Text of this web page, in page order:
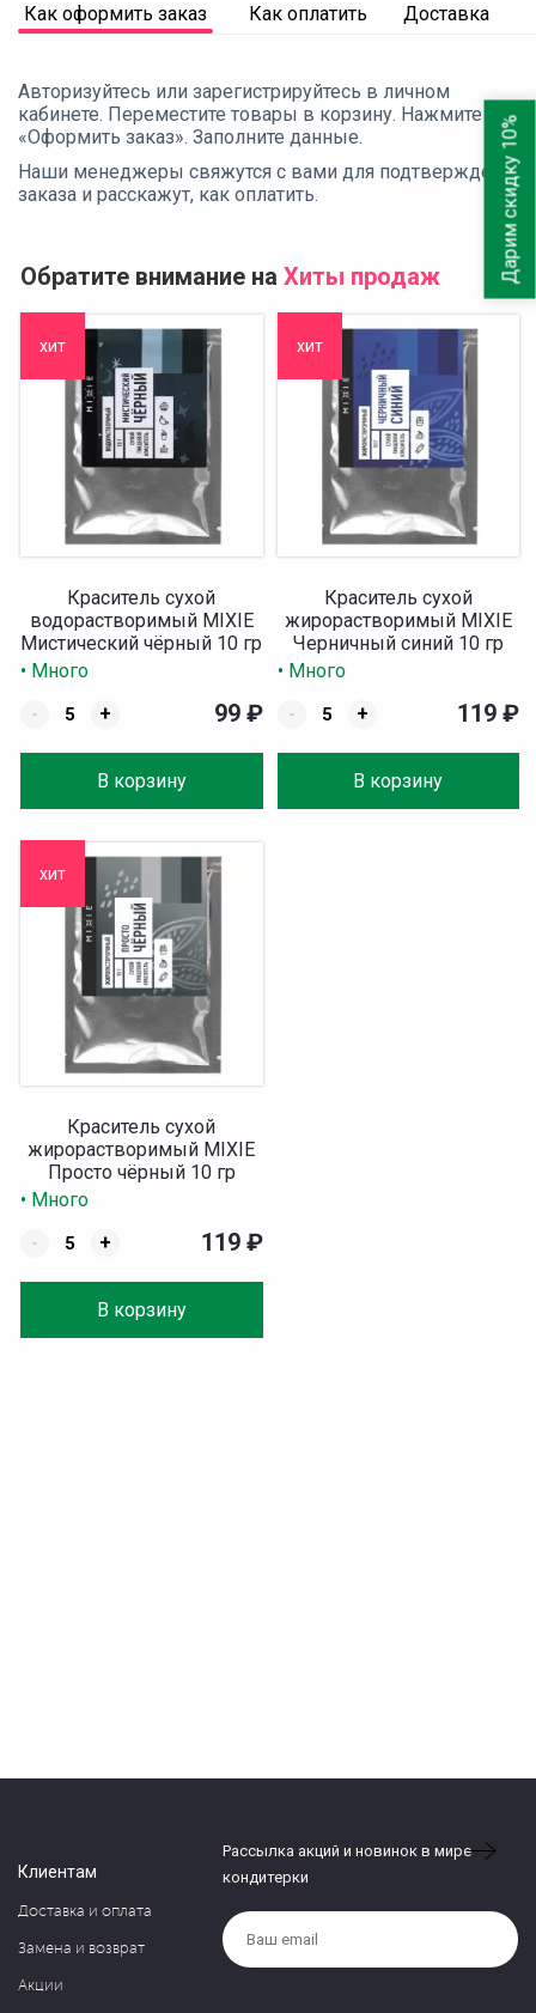
Как оформить заказ Как оплатить Доставка
Авторизуйтесь или зарегистрируйтесь в личном
кабинете. Переместите товары в корзину. Нажмите
«Оформить заказ». Заполните данные.
Наши менеджеры свяжутся с вами для подтверждения
заказа и расскажут, как оплатить.
Обратите внимание на Хиты продаж
хит
Краситель сухой
водорастворимый MIXIE
Мистический чёрный 10 гр
• Много
-
+
В корзину
99 ₽
хит
Краситель сухой
жирорастворимый MIXIE
Черничный синий 10 гр
• Много
-
+
В корзину
119 ₽
хит
Краситель сухой
жирорастворимый MIXIE
Просто чёрный 10 гр
• Много
-
+
В корзину
119 ₽
Клиентам
Доставка и оплата
Замена и возврат
Акции
Рассылка акций и новинок в мире
кондитерки
Дарим скидку 10%